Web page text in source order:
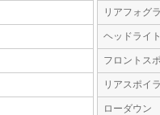
リアフォグ
ヘッドライ
フロントス
リアスポイ
ローダウン